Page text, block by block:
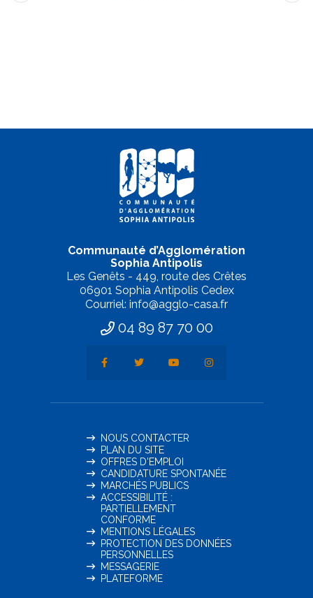
Communauté d’Agglomération
Sophia Antipolis
Les Genêts - 449, route des Crêtes
06901 Sophia Antipolis Cedex
Courriel: info@agglo-casa.fr
04 89 87 70 00
NOUS CONTACTER
PLAN DU SITE
OFFRES D'EMPLOI
CANDIDATURE SPONTANÉE
MARCHÉS PUBLICS
ACCESSIBILITÉ :
PARTIELLEMENT
CONFORME
MENTIONS LÉGALES
PROTECTION DES DONNÉES
PERSONNELLES
MESSAGERIE
PLATEFORME